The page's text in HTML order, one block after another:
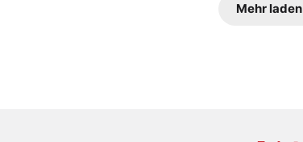
Mehr laden